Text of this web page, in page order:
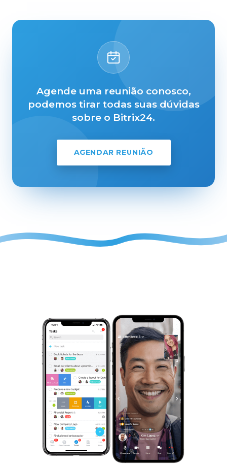
Agende uma reunião conosco,
podemos tirar todas suas dúvidas
sobre o Bitrix24.
AGENDAR REUNIÃO